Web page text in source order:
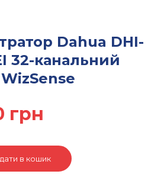
Dahua DHI-
32-канальний
грн
в кошик